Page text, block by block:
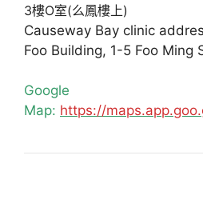
3樓O室(么鳳樓上)
Causeway Bay clinic
Foo Building, 1-5 Foo Ming
Google
Map: https://